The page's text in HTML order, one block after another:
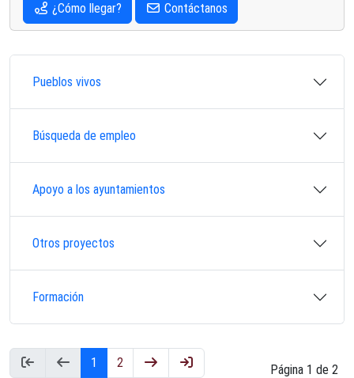
¿Cómo llegar? Contáctanos
Pueblos vivos
Búsqueda de empleo
Apoyo a los ayuntamientos
Otros proyectos
Formación
Página 1 de 2
1 2